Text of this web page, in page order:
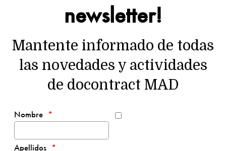
newsletter!
Mantente informado de todas
las novedades y actividades
de docontract MAD
Nombre
Apellidos